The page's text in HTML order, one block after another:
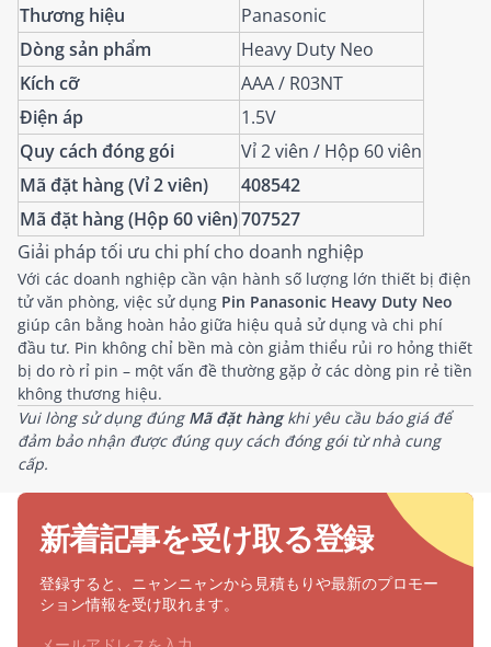
Thương hiệu
Panasonic
Dòng sản phẩm
Heavy Duty Neo
Kích cỡ
AAA / R03NT
Điện áp
1.5V
Quy cách đóng gói
Vỉ 2 viên / Hộp 60 viên
Mã đặt hàng (Vỉ 2 viên)
408542
Mã đặt hàng (Hộp 60 viên)707527
Giải pháp tối ưu chi phí cho doanh nghiệp
Với các doanh nghiệp cần vận hành số lượng lớn thiết bị điện
tử văn phòng, việc sử dụng Pin Panasonic Heavy Duty Neo
giúp cân bằng hoàn hảo giữa hiệu quả sử dụng và chi phí
đầu tư. Pin không chỉ bền mà còn giảm thiểu rủi ro hỏng thiết
bị do rò rỉ pin – một vấn đề thường gặp ở các dòng pin rẻ tiền
không thương hiệu.
Vui lòng sử dụng đúng Mã đặt hàngkhi yêu cầu báo giá để
đảm bảo nhận được đúng quy cách đóng gói từ nhà cung
cấp.
新着記事を受け取る登録
登録すると、ニャンニャンから見積もりや最新のプロモー
ション情報を受け取れます。